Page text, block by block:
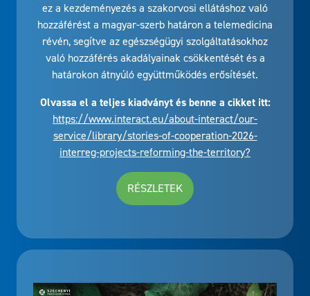
ez a kezdeményezés a szakorvosi ellátáshoz való
hozzáférést a magyar-szerb határon a telemedicina
révén, segítve az egészségügyi szolgáltatásokhoz
való hozzáférés akadályainak csökkentését és a
határokon átnyúló együttműködés erősítését.
Olvassa el a teljes kiadványt és benne a cikket itt:
https://www.interact.eu/about-interact/our-
service/library/stories-of-cooperation-2026-
interreg-projects-reforming-the-territory?
RÉSZLETEK